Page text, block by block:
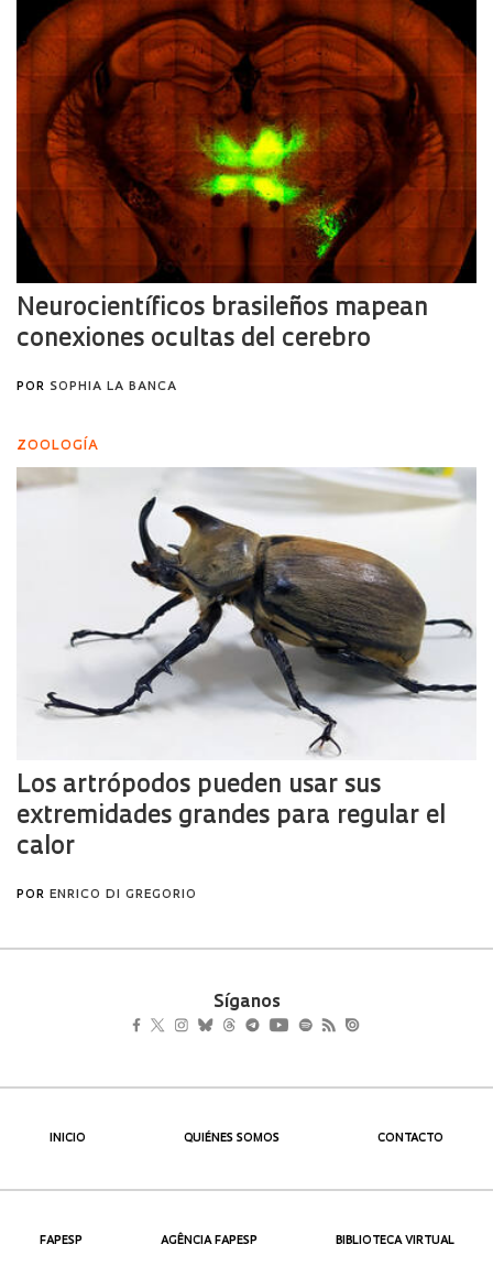
Síganos
INICIO QUIÉNES SOMOS CONTACTO
FAPESP AGÊNCIA FAPESP BIBLIOTECA VIRTUAL